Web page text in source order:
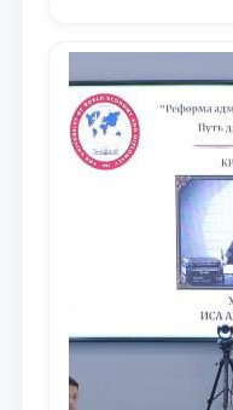
доведения до
сообщества
исследований в